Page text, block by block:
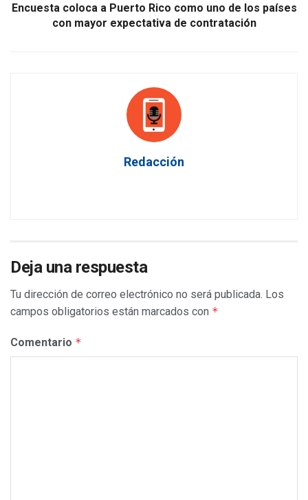
Encuesta coloca a Puerto Rico como uno de los países
con mayor expectativa de contratación
Redacción
Deja una respuesta
Tu dirección de correo electrónico no será publicada. Los
campos obligatorios están marcados con *
Comentario *